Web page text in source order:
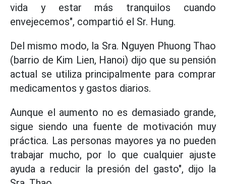
vida y estar más tranquilos cuando
envejecemos", compartió el Sr. Hung.
Del mismo modo, la Sra. Nguyen Phuong Thao
(barrio de Kim Lien, Hanoi) dijo que su pensión
actual se utiliza principalmente para comprar
medicamentos y gastos diarios.
Aunque el aumento no es demasiado grande,
sigue siendo una fuente de motivación muy
práctica. Las personas mayores ya no pueden
trabajar mucho, por lo que cualquier ajuste
ayuda a reducir la presión del gasto", dijo la